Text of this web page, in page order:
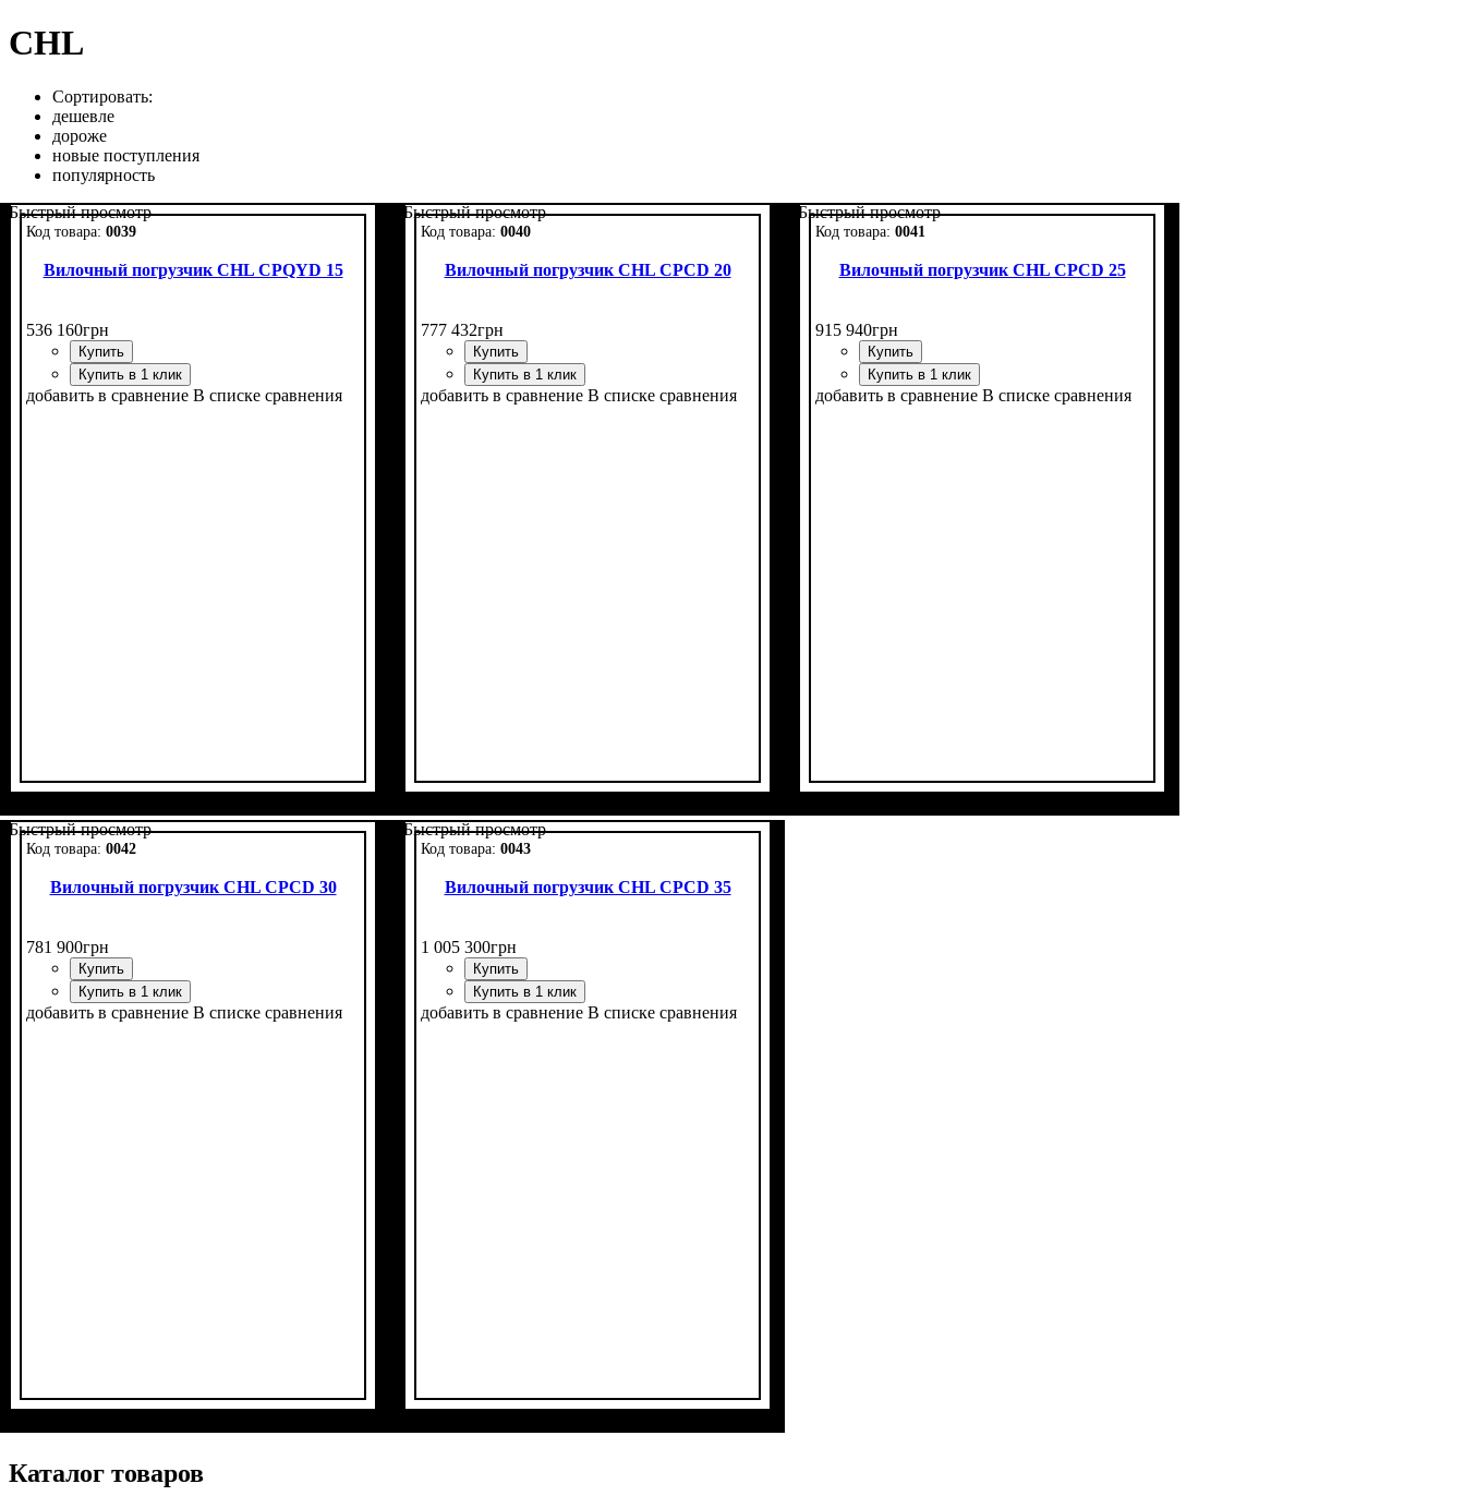
CHL
Сортировать:
дешевле
дороже
новые поступления
популярность
Быстрый просмотр
0039
Вилочный погрузчик CHL CPQYD 15
536 160грн
Купить
Купить в 1 клик
добавить в сравнение В списке сравнения
Быстрый просмотр
0040
Вилочный погрузчик CHL CPCD 20
777 432грн
Купить
Купить в 1 клик
добавить в сравнение В списке сравнения
Быстрый просмотр
0041
Вилочный погрузчик CHL CPCD 25
915 940грн
Купить
Купить в 1 клик
добавить в сравнение В списке сравнения
Быстрый просмотр
0042
Вилочный погрузчик CHL CPCD 30
781 900грн
Купить
Купить в 1 клик
добавить в сравнение В списке сравнения
Быстрый просмотр
0043
Вилочный погрузчик CHL CPCD 35
1 005 300грн
Купить
Купить в 1 клик
добавить в сравнение В списке сравнения
Каталог товаров